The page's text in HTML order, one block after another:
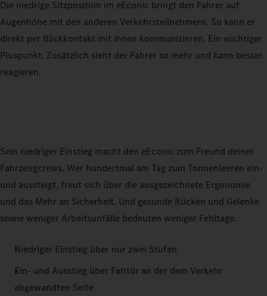
Die niedrige Sitzposition im eEconic bringt den Fahrer auf
Augenhöhe mit den anderen Verkehrsteilnehmern. So kann er
direkt per Blickkontakt mit ihnen kommunizieren. Ein wichtiger
Pluspunkt. Zusätzlich sieht der Fahrer so mehr und kann besser
reagieren.
Sein niedriger Einstieg macht den eEconic zum Freund deiner
Fahrzeugcrews. Wer hundertmal am Tag zum Tonnenleeren ein-
und aussteigt, freut sich über die ausgezeichnete Ergonomie
und das Mehr an Sicherheit. Und gesunde Rücken und Gelenke
sowie weniger Arbeitsunfälle bedeuten weniger Fehltage.
Niedriger Einstieg über nur zwei Stufen
Ein- und Ausstieg über Falttür an der dem Verkehr
abgewandten Seite